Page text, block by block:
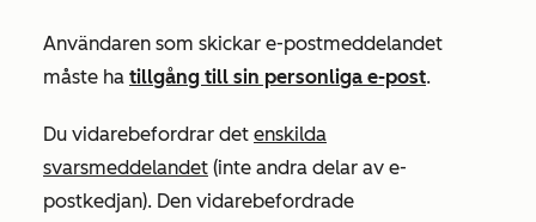
Användaren som skickar e-postmeddelandet
måste ha tillgång till sin personliga e-post.
Du vidarebefordrar det enskilda
svarsmeddelandet (inte andra delar av e-
postkedjan). Den vidarebefordrade